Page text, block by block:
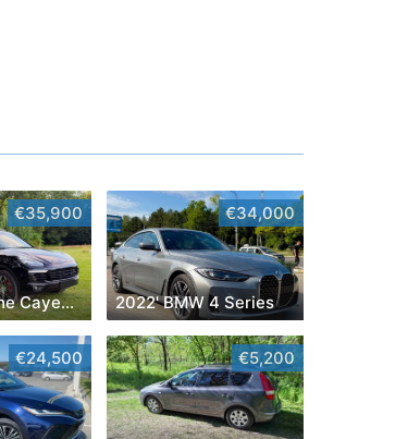
€35,900
2015' Porsche Cayenne
€34,000
2022' BMW 4 Series
€24,500 €5,200